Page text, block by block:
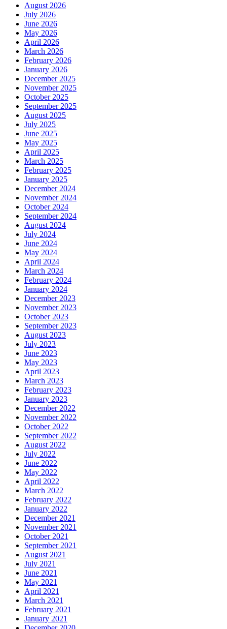
August 2026
July 2026
June 2026
May 2026
April 2026
March 2026
February 2026
January 2026
December 2025
November 2025
October 2025
September 2025
August 2025
July 2025
June 2025
May 2025
April 2025
March 2025
February 2025
January 2025
December 2024
November 2024
October 2024
September 2024
August 2024
July 2024
June 2024
May 2024
April 2024
March 2024
February 2024
January 2024
December 2023
November 2023
October 2023
September 2023
August 2023
July 2023
June 2023
May 2023
April 2023
March 2023
February 2023
January 2023
December 2022
November 2022
October 2022
September 2022
August 2022
July 2022
June 2022
May 2022
April 2022
March 2022
February 2022
January 2022
December 2021
November 2021
October 2021
September 2021
August 2021
July 2021
June 2021
May 2021
April 2021
March 2021
February 2021
January 2021